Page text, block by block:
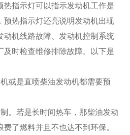
热指示灯可以指示发动机工作是
预热指示灯还亮说明发动机出现
动机线路故障、发动机控制系统
及时检查维修排除故障。以下是
或是直喷柴油发动机都需要预
。若是长时间热车，那柴油发动
了燃料并且不也达不到环保。